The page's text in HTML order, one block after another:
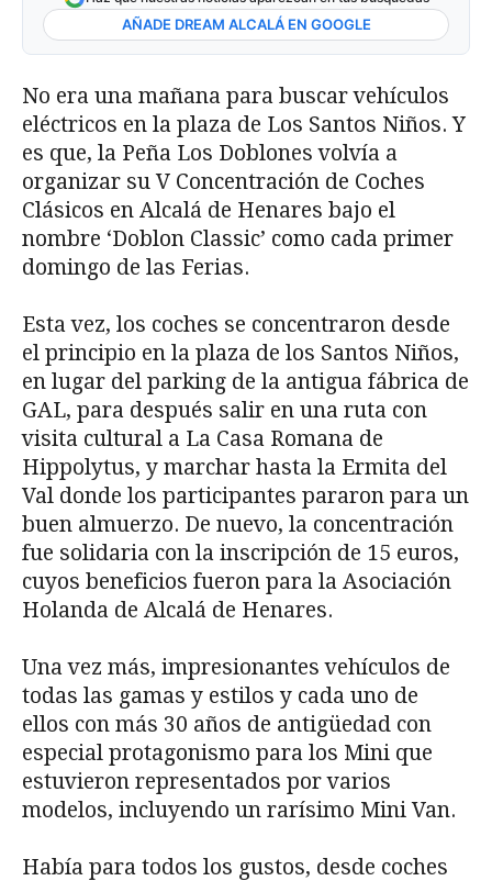
AÑADE DREAM ALCALÁ EN GOOGLE
No era una mañana para buscar vehículos
eléctricos en la plaza de Los Santos Niños. Y
es que, la Peña Los Doblones volvía a
organizar su V Concentración de Coches
Clásicos en Alcalá de Henares bajo el
nombre ‘Doblon Classic’ como cada primer
domingo de las Ferias.
Esta vez, los coches se concentraron desde
el principio en la plaza de los Santos Niños,
en lugar del parking de la antigua fábrica de
GAL, para después salir en una ruta con
visita cultural a La Casa Romana de
Hippolytus, y marchar hasta la Ermita del
Val donde los participantes pararon para un
buen almuerzo. De nuevo, la concentración
fue solidaria con la inscripción de 15 euros,
cuyos beneficios fueron para la Asociación
Holanda de Alcalá de Henares.
Una vez más, impresionantes vehículos de
todas las gamas y estilos y cada uno de
ellos con más 30 años de antigüedad con
especial protagonismo para los Mini que
estuvieron representados por varios
modelos, incluyendo un rarísimo Mini Van.
Había para todos los gustos, desde coches